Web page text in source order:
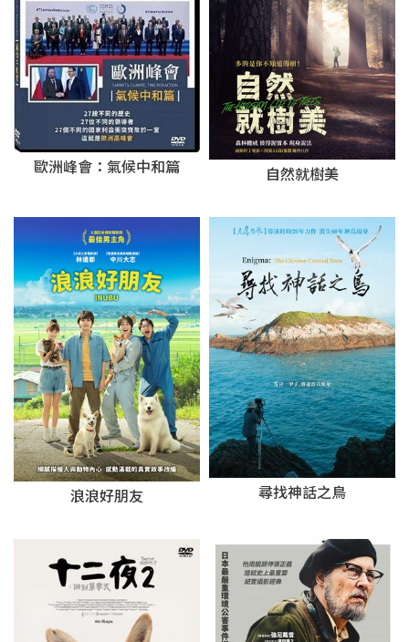
歐洲峰會：氣候中和篇 自然就樹美
浪浪好朋友 尋找神話之鳥